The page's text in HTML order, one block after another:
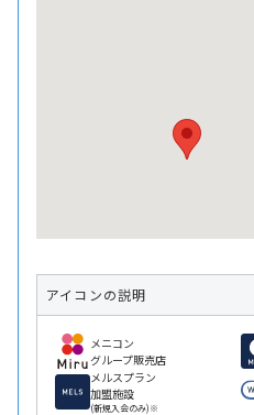
アイコンの説明
メニコン
グループ販売店
メルスプラン
加盟施設
(新規入会のみ)※